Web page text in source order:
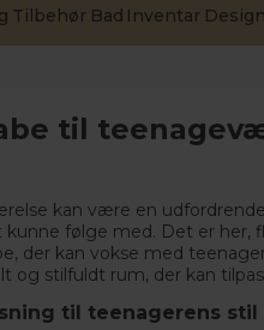
Tilbehør Bad Inventar
til
kan være en
kunne følge med. Det er her,
der kan vokse med
og stilfuldt rum, der kan
til teenagerens stil